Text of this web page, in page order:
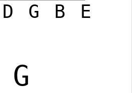
D G B E
G